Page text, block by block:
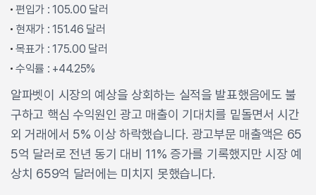
편입가 : 105.00 달러
현재가 : 151.46 달러
목표가 : 175.00 달러
수익률 : +44.25%
알파벳이 시장의 예상을 상회하는 실적을 발표했음에도 불
구하고 핵심 수익원인 광고 매출이 기대치를 밑돌면서 시간
외 거래에서 5% 이상 하락했습니다. 광고부문 매출액은 65
5억 달러로 전년 동기 대비 11% 증가를 기록했지만 시장 예
상치 659억 달러에는 미치지 못했습니다.